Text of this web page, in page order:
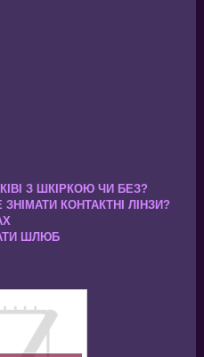
З ШКІРКОЮ ЧИ БЕЗ?
КОНТАКТНІ ЛІНЗИ?
ШЛЮБ